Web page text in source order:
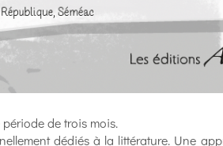
de trois mois.
dédiés à la littérature. Une